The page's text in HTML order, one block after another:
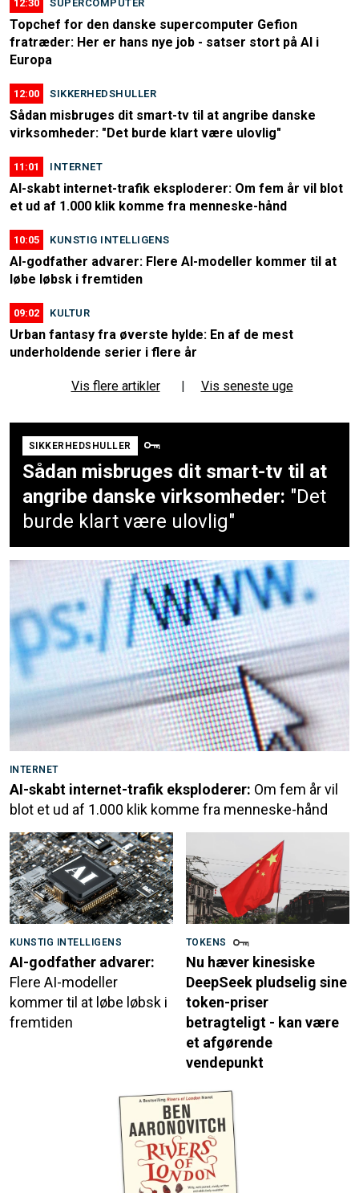
12:30 SUPERCOMPUTER
Topchef for den danske supercomputer Gefion
fratræder: Her er hans nye job - satser stort på AI i
Europa
12:00 SIKKERHEDSHULLER
Sådan misbruges dit smart-tv til at angribe danske
virksomheder: "Det burde klart være ulovlig"
11:01 INTERNET
AI-skabt internet-trafik eksploderer: Om fem år vil blot
et ud af 1.000 klik komme fra menneske-hånd
10:05 KUNSTIG INTELLIGENS
AI-godfather advarer: Flere AI-modeller kommer til at
løbe løbsk i fremtiden
09:02 KULTUR
Urban fantasy fra øverste hylde: En af de mest
underholdende serier i flere år
Vis flere artikler | Vis seneste uge
SIKKERHEDSHULLER
Sådan misbruges dit smart-tv til at
angribe danske virksomheder: "Det
burde klart være ulovlig"
INTERNET
AI-skabt internet-trafik eksploderer: Om fem år vil
blot et ud af 1.000 klik komme fra menneske-hånd
KUNSTIG INTELLIGENS
AI-godfather advarer:
Flere AI-modeller
kommer til at løbe løbsk i
fremtiden
TOKENS
Nu hæver kinesiske
DeepSeek pludselig sine
token-priser
betragteligt - kan være
et afgørende
vendepunkt